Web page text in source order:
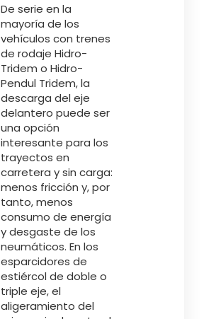
Português
Türk
العربية
رسید ن
De serie en la
mayoría de los
vehículos con trenes
de rodaje Hidro-
Tridem o Hidro-
Pendul Tridem, la
descarga del eje
delantero puede ser
una opción
interesante para los
trayectos en
carretera y sin carga:
menos fricción y, por
tanto, menos
consumo de energía
y desgaste de los
neumáticos. En los
esparcidores de
estiércol de doble o
triple eje, el
aligeramiento del